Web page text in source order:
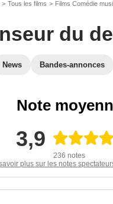
Tous les films Films Comédie
du
News Bandes-annonces
Note
3,9
236 notes
plus sur les notes